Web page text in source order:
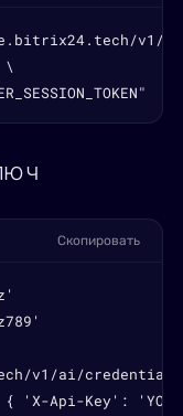
v1/
\
Скопировать
v1/ai/
'X-Api-Key':